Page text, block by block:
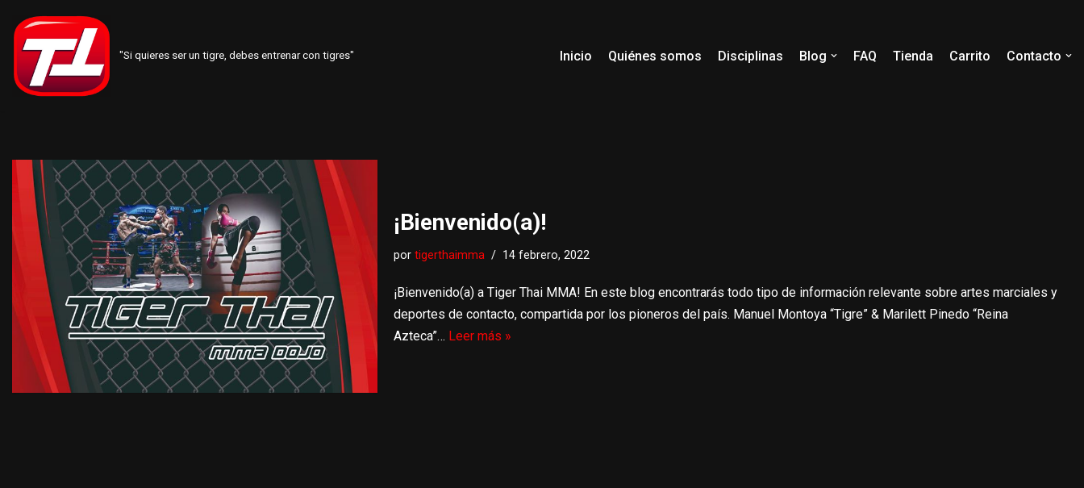
Saltar
al
contenido
"Si quieres ser un tigre, debes entrenar con tigres" Inicio Quiénes somos Disciplinas Blog FAQ Tienda Carrito Contacto
¡Bienvenido(a)!
por tigerthaimma 14 febrero, 2022
¡Bienvenido(a) a Tiger Thai MMA! En este blog encontrarás todo tipo de información relevante sobre artes marciales y
deportes de contacto, compartida por los pioneros del país. Manuel Montoya “Tigre” & Marilett Pinedo “Reina
Azteca”… Leer más »